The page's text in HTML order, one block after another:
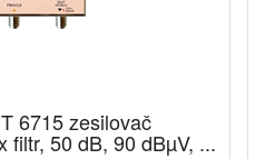
6715 zesilovač
filtr, 50 dB, 90 dBµV, ...